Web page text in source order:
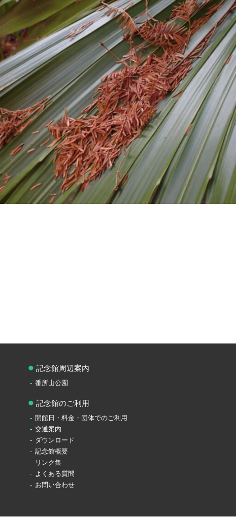
記念館周辺案内
番所山公園
記念館のご利用
開館日・料金・団体でのご利用
交通案内
ダウンロード
記念館概要
リンク集
よくある質問
お問い合わせ